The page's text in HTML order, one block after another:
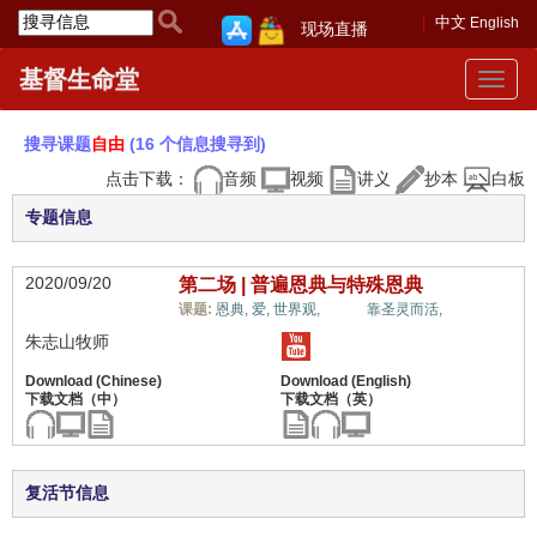
中文 English
现场直播
Toggle
基督生命堂
搜寻课题自由 (16 个信息搜寻到)
点击下载：
音频 视频 讲义 抄本 白板
专题信息
2020/09/20 第二场 | 普遍恩典与特殊恩典
课题: 恩典, 爱, 世界观, 靠圣灵而活,
朱志山牧师
复活节信息